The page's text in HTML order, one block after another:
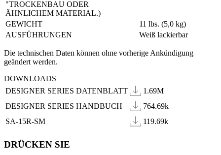
"TROCKENBAU ODER
ÄHNLICHEM MATERIAL.)
GEWICHT
11 lbs. (5,0 kg)
AUSFÜHRUNGEN
Weiß lackierbar
Die technischen Daten können ohne vorherige Ankündigung
geändert werden.
DOWNLOADS
DESIGNER SERIES DATENBLATT
1.69M
DESIGNER SERIES HANDBUCH
764.69k
SA-15R-SM
119.69k
DRÜCKEN SIE